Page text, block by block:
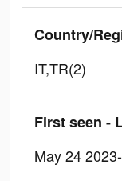
Country/
IT,TR(2)
First seen -
May 24